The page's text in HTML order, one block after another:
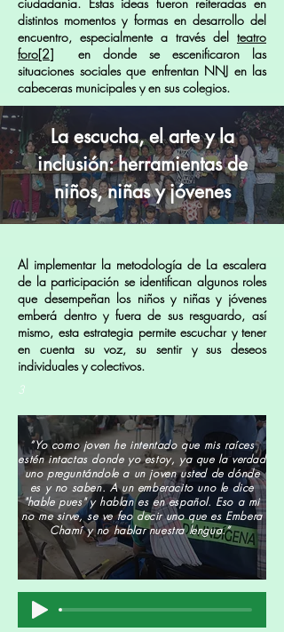
distintos momentos y formas en desarrollo del
encuentro, especialmente a través del teatro
foro[2] en donde se escenificaron las
situaciones sociales que enfrentan NNJ en las
cabeceras municipales y en sus colegios.
La escucha, el arte y la
inclusión: herramientas de
niños, niñas y jóvenes
Al implementar la metodología de La escalera
de la participación se identifican algunos roles
que desempeñan los niños y niñas y jóvenes
emberá dentro y fuera de sus resguardo, así
mismo, esta estrategia permite escuchar y tener
en cuenta su voz, su sentir y sus deseos
individuales y colectivos.
3
“Yo como joven he intentado que mis raíces
estén intactas donde yo estoy, ya que la verdad
uno preguntándole a un joven usted de dónde
es y no saben. A un emberacito uno le dice
"hable pues" y hablan es en español. Eso a mi
no me sirve, se ve feo decir uno que es Embera
Chamí y no hablar nuestra lengua.“